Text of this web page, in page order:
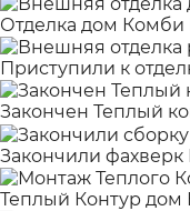
Отделка дом Комби
Приступили к
Закончен Теплый
Закончили фахверк
Теплый Контур дом